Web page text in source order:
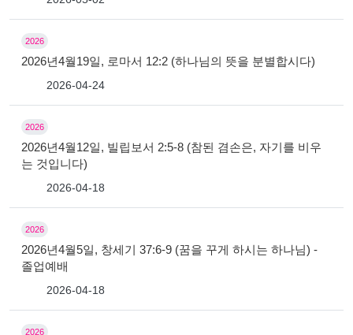
2026
2026년4월19일, 로마서 12:2 (하나님의 뜻을 분별합시다)
2026-04-24
2026
2026년4월12일, 빌립보서 2:5-8 (참된 겸손은, 자기를 비우
는 것입니다)
2026-04-18
2026
2026년4월5일, 창세기 37:6-9 (꿈을 꾸게 하시는 하나님) -
졸업예배
2026-04-18
2026